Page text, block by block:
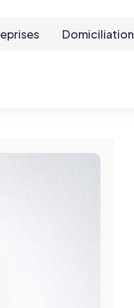
Domiciliation